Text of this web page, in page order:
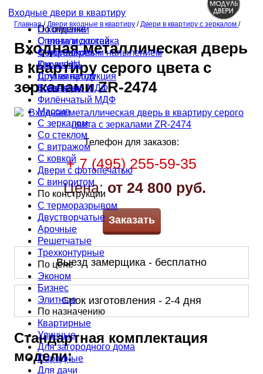
Входные двери в квартиру
По отделке
С винилискожей
С порошковым напылением
Окрас НЦ
С ламинатом
С панелью МДФ
Филёнчатый МДФ
Массив
С зеркалом
Со стеклом
С витражом
С ковкой
Двери с фотопечатью
С виноритом
По конструкции
С терморазрывом
Двустворчатые
Арочные
Решетчатые
Трехконтурные
По цене
Эконом
Бизнес
Элитные
По назначению
Квартирные
Уличные
Для загородного дома
Парадные
Для дачи
О компании
Оплата и доставка
Фотогалерея
Как купить
Другая продукция
Контакты
Главная / Двери входные в квартиру / Двери в квартиру с зеркалом /
Входная металлическая дверь
в квартиру серого цвета с
зеркалами ZR-2474
Телефон для заказов:
+ 7 (495) 255-59-35
Цена:от 24 800 руб.
Заказать
Выезд замерщика - бесплатно
Срок изготовления - 2-4 дня
Стандартная комплектация
модели: